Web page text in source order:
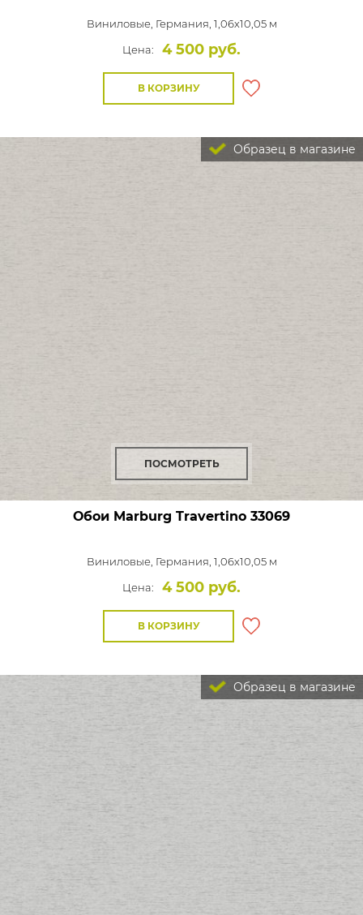
Виниловые, Германия, 1,06x10,05 м
Цена:
4 500 руб.
В КОРЗИНУ
Образец в магазине
ПОСМОТРЕТЬ
Обои Marburg Travertino 33069
Виниловые, Германия, 1,06x10,05 м
Цена:
4 500 руб.
В КОРЗИНУ
Образец в магазине